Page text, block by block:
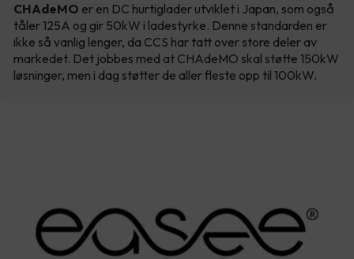
CHAdeMO er en DC hurtiglader utviklet i Japan, som også
tåler 125A og gir 50kW i ladestyrke. Denne standarden er
ikke så vanlig lenger, da CCS har tatt over store deler av
markedet. Det jobbes med at CHAdeMO skal støtte 150kW
løsninger, men i dag støtter de aller fleste opp til 100kW.